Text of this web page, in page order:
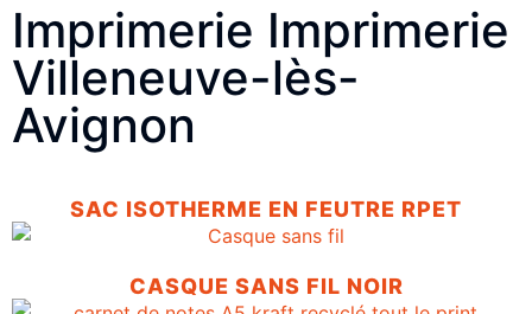
Imprimerie Imprimerie
Villeneuve-lès-
Avignon
SAC ISOTHERME EN FEUTRE RPET
CASQUE SANS FIL NOIR